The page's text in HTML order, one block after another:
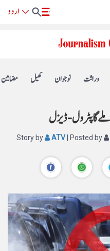
مضامین کھیل نوجوان وراثت
Story by ATV | Posted by